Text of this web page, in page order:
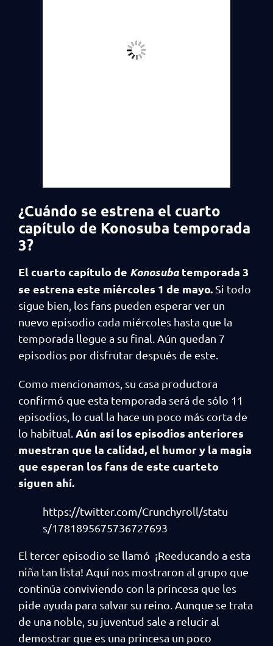
¿Cuándo se estrena el cuarto
capítulo de Konosuba temporada
3?
El cuarto capítulo de Konosuba temporada 3
se estrena este miércoles 1 de mayo. Si todo
sigue bien, los fans pueden esperar ver un
nuevo episodio cada miércoles hasta que la
temporada llegue a su final. Aún quedan 7
episodios por disfrutar después de este.
Como mencionamos, su casa productora
confirmó que esta temporada será de sólo 11
episodios, lo cual la hace un poco más corta de
lo habitual. Aún así los episodios anteriores
muestran que la calidad, el humor y la magia
que esperan los fans de este cuarteto
siguen ahí.
https://twitter.com/Crunchyroll/statu
s/1781895675736727693
El tercer episodio se llamó ¡Reeducando a esta
niña tan lista! Aquí nos mostraron al grupo que
continúa conviviendo con la princesa que les
pide ayuda para salvar su reino. Aunque se trata
de una noble, su juventud sale a relucir al
demostrar que es una princesa un poco